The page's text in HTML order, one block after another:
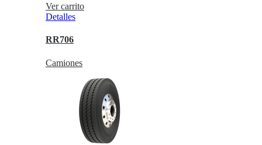
Ver carrito
Detalles
RR706
Camiones